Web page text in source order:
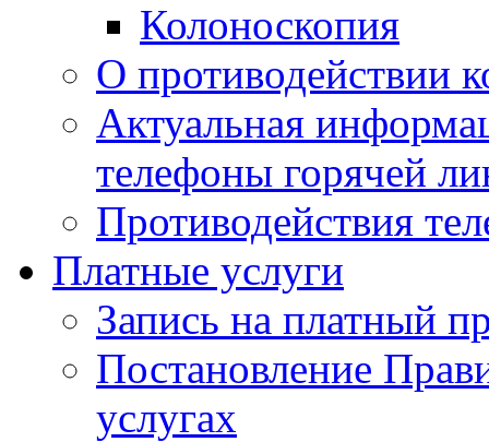
Колоноскопия
О противодействии
Актуальная
телефоны горячей
Противодействия
Платные услуги
Запись на платный
Постановление
услугах